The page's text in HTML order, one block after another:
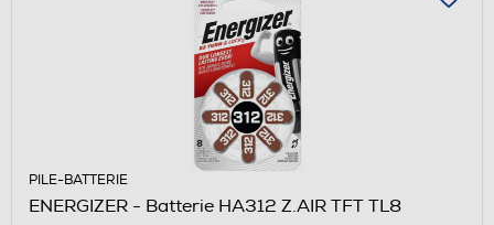
PILE-BATTERIE
ENERGIZER - Batterie HA312 Z.AIR TFT TL8